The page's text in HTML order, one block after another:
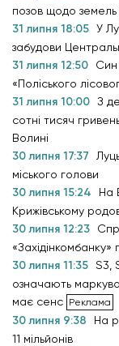
позов щодо
31 липня 18:05 У
забудови
31 липня 12:50
Син
«Поліського
31 липня 10:00 З
сотні тисяч
Волині
30 липня 17:37
міського голови
30 липня 15:24
На
Крижівському
30 липня 12:23
30 липня 11:35 S3,
означають
має сенс
30 липня 9:38
На
11 мільйонів